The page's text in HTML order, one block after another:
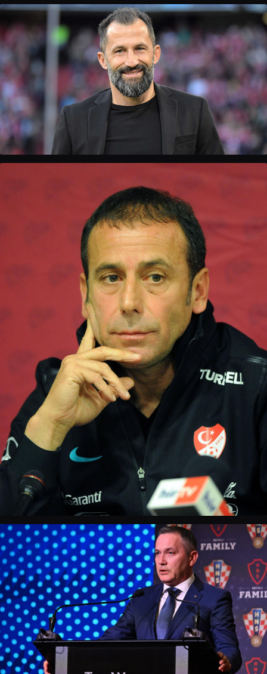
Direktorica ženskog fudbala UEFA-e · FIFA najbolja igračica svijeta
Bivši sportski direktor, FC Bayern München
Abdullah Avcı
Prvak Turske s Trabzonsporom · bivši selektor Turske